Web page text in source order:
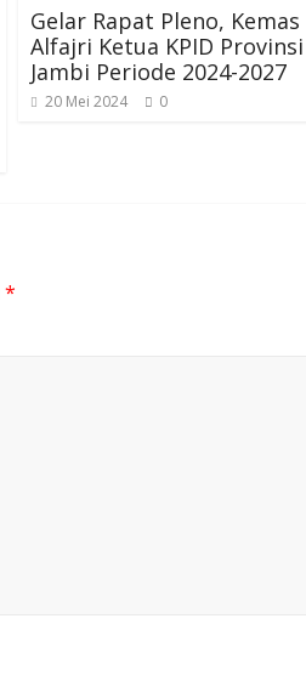
Gelar Rapat Pleno, Kemas
Alfajri Ketua KPID Provinsi
Jambi Periode 2024-2027
20 Mei 2024 0
*